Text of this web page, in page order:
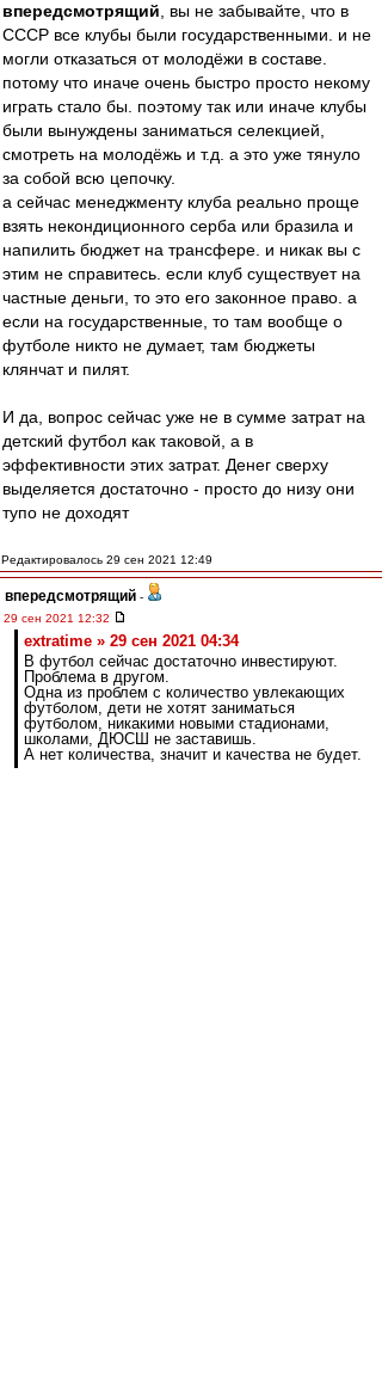
впередсмотрящий , вы не забывайте, что в
СССР все клубы были государственными. и не
могли отказаться от молодёжи в составе.
потому что иначе очень быстро просто некому
играть стало бы. поэтому так или иначе клубы
были вынуждены заниматься селекцией,
смотреть на молодёжь и т.д. а это уже тянуло
за собой всю цепочку.
а сейчас менеджменту клуба реально проще
взять некондиционного серба или бразила и
напилить бюджет на трансфере. и никак вы с
этим не справитесь. если клуб существует на
частные деньги, то это его законное право. а
если на государственные, то там вообще о
футболе никто не думает, там бюджеты
клянчат и пилят.
И да, вопрос сейчас уже не в сумме затрат на
детский футбол как таковой, а в
эффективности этих затрат. Денег сверху
выделяется достаточно - просто до низу они
тупо не доходят
Редактировалось 29 сен 2021 12:49
впередсмотрящий -
29 сен 2021 12:32
extratime » 29 сен 2021 04:34
В футбол сейчас достаточно инвестируют.
Проблема в другом.
Одна из проблем с количество увлекающих
футболом, дети не хотят заниматься
футболом, никакими новыми стадионами,
школами, ДЮСШ не заставишь.
А нет количества, значит и качества не будет.